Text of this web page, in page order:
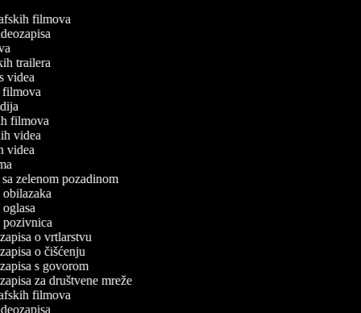
filmova
trailera
videa
filmova
filmova
videa
videa
sa zelenom pozadinom
obilazaka
oglasa
pozivnica
o vrtlarstvu
o čišćenju
s govorom
za društvene mreže
filmova